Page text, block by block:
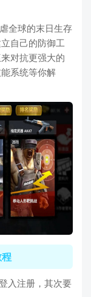
全球的末日生存
自己的防御工
对抗更强大的
系统等你解
入注册，其次要